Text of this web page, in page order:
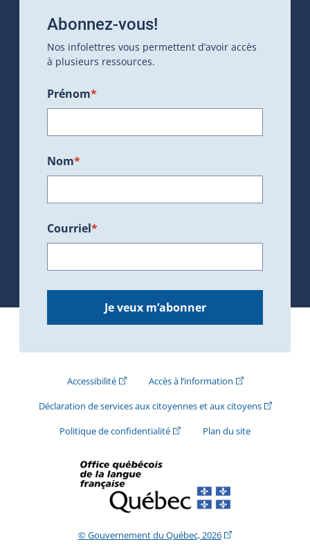
Abonnez-vous!
Nos infolettres vous permettent d’avoir accès
à plusieurs ressources.
Prénom*
Nom*
Courriel*
Je veux m’abonner
Accessibilité(Cet hyperlien externe s'ouvrira dans une
Accès à l’information(Cet hyperlien
Déclaration de services aux citoyennes et aux citoyens(Cet
Politique de confidentialité(Cet hyperlien externe s'ouvrira
Plan du site
© Gouvernement du Québec, 2026(Cet hyperlien